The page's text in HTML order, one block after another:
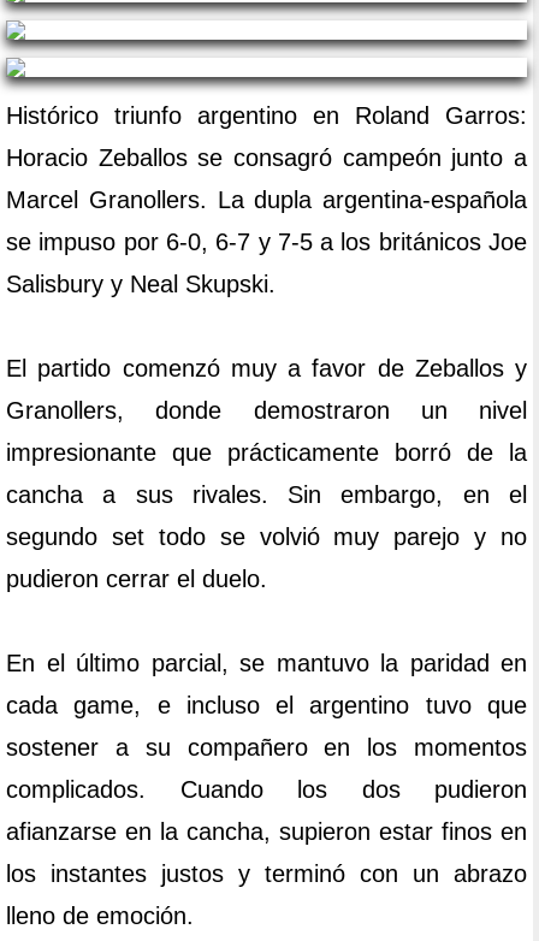
Histórico triunfo argentino en Roland Garros:
Horacio Zeballos se consagró campeón junto a
Marcel Granollers. La dupla argentina-española
se impuso por 6-0, 6-7 y 7-5 a los británicos Joe
Salisbury y Neal Skupski.
El partido comenzó muy a favor de Zeballos y
Granollers, donde demostraron un nivel
impresionante que prácticamente borró de la
cancha a sus rivales. Sin embargo, en el
segundo set todo se volvió muy parejo y no
pudieron cerrar el duelo.
En el último parcial, se mantuvo la paridad en
cada game, e incluso el argentino tuvo que
sostener a su compañero en los momentos
complicados. Cuando los dos pudieron
afianzarse en la cancha, supieron estar finos en
los instantes justos y terminó con un abrazo
lleno de emoción.